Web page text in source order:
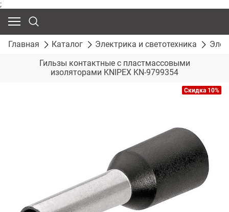
;
Главная Каталог Электрика и светотехника
Гильзы контактные с пластмассовыми
изоляторами KNIPEX KN-9799354
Скидка 10%